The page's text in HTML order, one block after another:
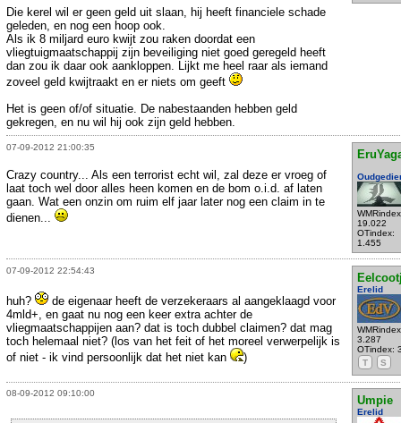
Die kerel wil er geen geld uit slaan, hij heeft financiele schade
geleden, en nog een hoop ook.
Als ik 8 miljard euro kwijt zou raken doordat een
vliegtuigmaatschappij zijn beveiliging niet goed geregeld heeft
dan zou ik daar ook aankloppen. Lijkt me heel raar als iemand
zoveel geld kwijtraakt en er niets om geeft
Het is geen of/of situatie. De nabestaanden hebben geld
gekregen, en nu wil hij ook zijn geld hebben.
07-09-2012 21:00:35
19.022
OTindex:
1.455
Crazy country... Als een terrorist echt wil, zal deze er vroeg of
laat toch wel door alles heen komen en de bom o.i.d. af laten
gaan. Wat een onzin om ruim elf jaar later nog een claim in te
dienen...
07-09-2012 22:54:43
Erelid
3.287
OTindex:
T
S
huh?
de eigenaar heeft de verzekeraars al aangeklaagd voor
4mld+, en gaat nu nog een keer extra achter de
vliegmaatschappijen aan? dat is toch dubbel claimen? dat mag
toch helemaal niet? (los van het feit of het moreel verwerpelijk is
of niet - ik vind persoonlijk dat het niet kan
)
08-09-2012 09:10:00
Umpie
Erelid